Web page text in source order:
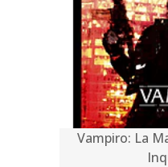
Vampiro: La